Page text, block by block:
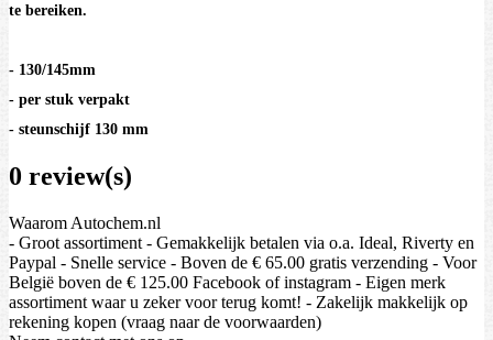
te bereiken.
- 130/145mm
- per stuk verpakt
- steunschijf 130 mm
0 review(s)
Waarom Autochem.nl
- Groot assortiment - Gemakkelijk betalen via o.a. Ideal, Riverty en
Paypal - Snelle service - Boven de € 65.00 gratis verzending - Voor
België boven de € 125.00 Facebook of instagram - Eigen merk
assortiment waar u zeker voor terug komt! - Zakelijk makkelijk op
rekening kopen (vraag naar de voorwaarden)